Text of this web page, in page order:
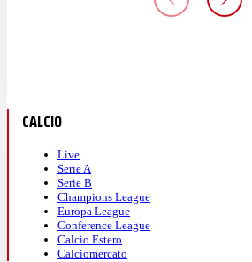
CALCIO
Live
Serie A
Serie B
Champions League
Europa League
Conference League
Calcio Estero
Calciomercato